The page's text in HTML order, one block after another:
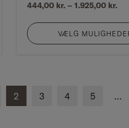
444,00 kr. – 1.925,00 kr.
VÆLG
2 3 4 5 …